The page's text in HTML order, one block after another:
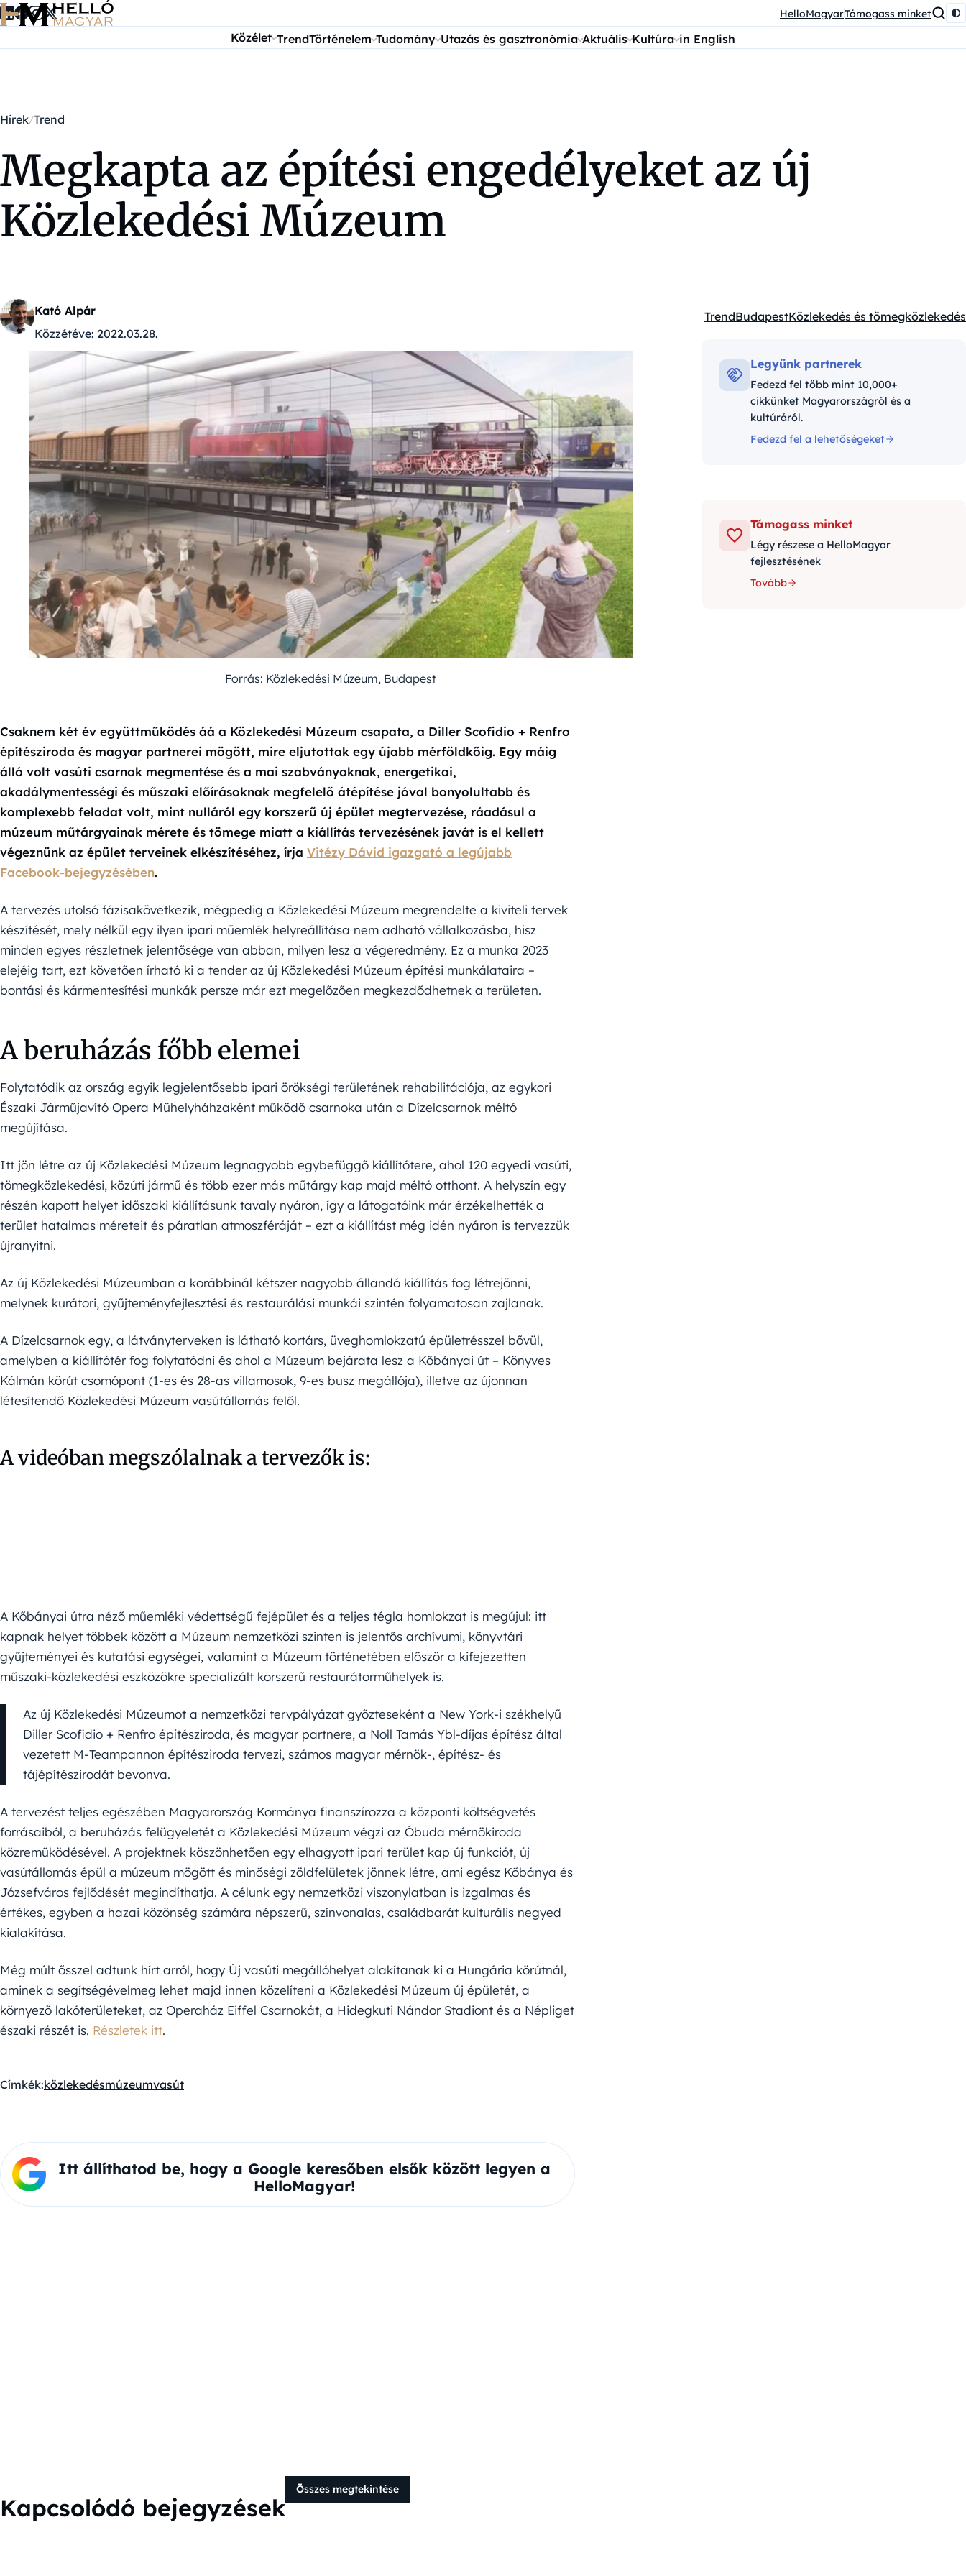
Ugrás a tartalomra HelloMagyarTámogass minket
Közélet TrendTörténelem Tudomány Utazás és gasztronómia Aktuális Kultúra in English
Hírek Trend
Megkapta az építési engedélyeket az új
Közlekedési Múzeum
Kató Alpár
Közzétéve: 2022.03.28.
Kategóriák:
TrendBudapestKözlekedés és tömegközlekedés
Forrás: Közlekedési Múzeum, Budapest
Csaknem két év együttműködés áá a Közlekedési Múzeum csapata, a Diller Scofidio + Renfro
építésziroda és magyar partnerei mögött, mire eljutottak egy újabb mérföldkőig. Egy máig
álló volt vasúti csarnok megmentése és a mai szabványoknak, energetikai,
akadálymentességi és műszaki előírásoknak megfelelő átépítése jóval bonyolultabb és
komplexebb feladat volt, mint nulláról egy korszerű új épület megtervezése, ráadásul a
múzeum műtárgyainak mérete és tömege miatt a kiállítás tervezésének javát is el kellett
végeznünk az épület terveinek elkészítéséhez, írja Vitézy Dávid igazgató a legújabb
Facebook-bejegyzésében.
A tervezés utolsó fázisakövetkezik, mégpedig a Közlekedési Múzeum megrendelte a kiviteli tervek
készítését, mely nélkül egy ilyen ipari műemlék helyreállítása nem adható vállalkozásba, hisz
minden egyes részletnek jelentősége van abban, milyen lesz a végeredmény. Ez a munka 2023
elejéig tart, ezt követően írható ki a tender az új Közlekedési Múzeum építési munkálataira –
bontási és kármentesítési munkák persze már ezt megelőzően megkezdődhetnek a területen.
A beruházás főbb elemei
Folytatódik az ország egyik legjelentősebb ipari örökségi területének rehabilitációja, az egykori
Északi Járműjavító Opera Műhelyháhzaként működő csarnoka után a Dízelcsarnok méltó
megújítása.
Itt jön létre az új Közlekedési Múzeum legnagyobb egybefüggő kiállítótere, ahol 120 egyedi vasúti,
tömegközlekedési, közúti jármű és több ezer más műtárgy kap majd méltó otthont. A helyszín egy
részén kapott helyet időszaki kiállításunk tavaly nyáron, így a látogatóink már érzékelhették a
terület hatalmas méreteit és páratlan atmoszféráját – ezt a kiállítást még idén nyáron is tervezzük
újranyitni.
Az új Közlekedési Múzeumban a korábbinál kétszer nagyobb állandó kiállítás fog létrejönni,
melynek kurátori, gyűjteményfejlesztési és restaurálási munkái szintén folyamatosan zajlanak.
A Dízelcsarnok egy, a látványterveken is látható kortárs, üveghomlokzatú épületrésszel bővül,
amelyben a kiállítótér fog folytatódni és ahol a Múzeum bejárata lesz a Kőbányai út – Könyves
Kálmán körút csomópont (1-es és 28-as villamosok, 9-es busz megállója), illetve az újonnan
létesítendő Közlekedési Múzeum vasútállomás felől.
A videóban megszólalnak a tervezők is:
A Kőbányai útra néző műemléki védettségű fejépület és a teljes tégla homlokzat is megújul: itt
kapnak helyet többek között a Múzeum nemzetközi szinten is jelentős archívumi, könyvtári
gyűjteményei és kutatási egységei, valamint a Múzeum történetében először a kifejezetten
műszaki-közlekedési eszközökre specializált korszerű restaurátorműhelyek is.
Az új Közlekedési Múzeumot a nemzetközi tervpályázat győzteseként a New York-i székhelyű
Diller Scofidio + Renfro építésziroda, és magyar partnere, a Noll Tamás Ybl-díjas építész által
vezetett M-Teampannon építésziroda tervezi, számos magyar mérnök-, építész- és
tájépítészirodát bevonva.
A tervezést teljes egészében Magyarország Kormánya finanszírozza a központi költségvetés
forrásaiból, a beruházás felügyeletét a Közlekedési Múzeum végzi az Óbuda mérnökiroda
közreműködésével. A projektnek köszönhetően egy elhagyott ipari terület kap új funkciót, új
vasútállomás épül a múzeum mögött és minőségi zöldfelületek jönnek létre, ami egész Kőbánya és
Józsefváros fejlődését megindíthatja. A célunk egy nemzetközi viszonylatban is izgalmas és
értékes, egyben a hazai közönség számára népszerű, színvonalas, családbarát kulturális negyed
kialakítása.
Még múlt ősszel adtunk hírt arról, hogy Új vasúti megállóhelyet alakítanak ki a Hungária körútnál,
aminek a segítségévelmeg lehet majd innen közelíteni a Közlekedési Múzeum új épületét, a
környező lakóterületeket, az Operaház Eiffel Csarnokát, a Hidegkuti Nándor Stadiont és a Népliget
északi részét is. Részletek itt.
Címkék:közlekedésmúzeumvasút
Itt állíthatod be, hogy a Google keresőben elsők között legyen a
HelloMagyar!
Legyünk partnerek
Fedezd fel több mint 10,000+
cikkünket Magyarországról és a
kultúráról.
Fedezd fel a lehetőségeket
Támogass minket
Légy részese a HelloMagyar
fejlesztésének
Tovább
Kapcsolódó bejegyzések
Összes megtekintése